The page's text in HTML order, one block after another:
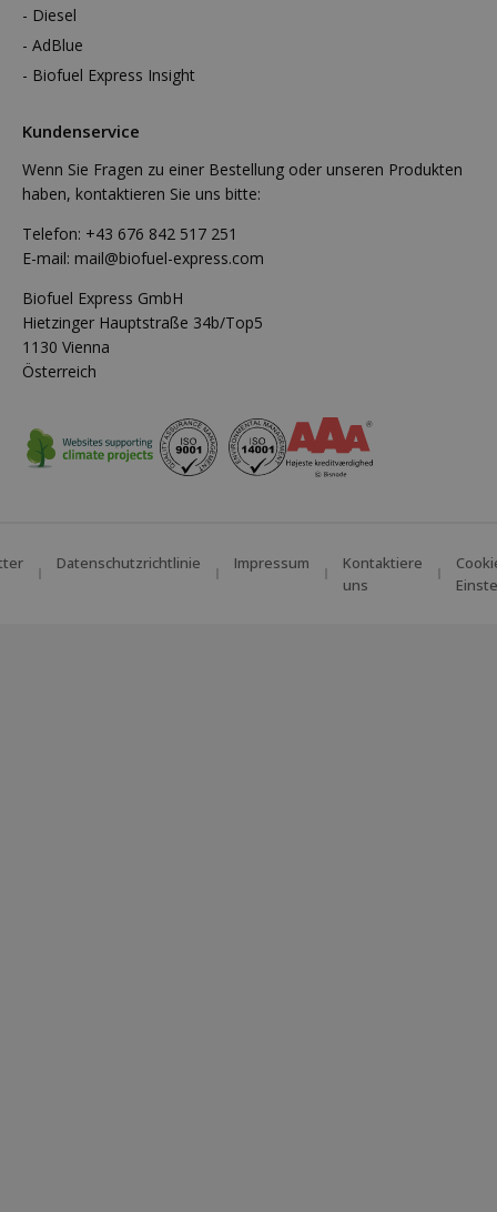
Diesel
AdBlue
Biofuel Express Insight
Kundenservice
Wenn Sie Fragen zu einer Bestellung oder unseren Produkten
haben, kontaktieren Sie uns bitte:
Telefon: +43 676 842 517 251
E-mail: mail@biofuel-express.com
Biofuel Express GmbH
Hietzinger Hauptstraße 34b/Top5
1130 Vienna
Österreich
Datenschutzrichtlinie Impressum
Kontaktiere
uns